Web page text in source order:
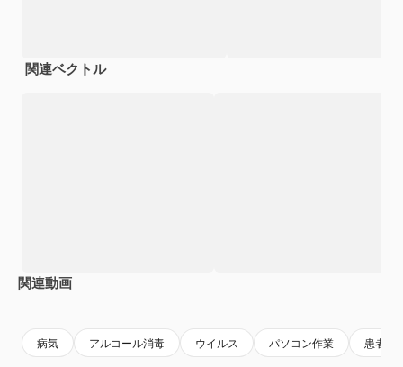
関連ベクトル
関連動画
病気 アルコール消毒 ウイルス パソコン作業 患者